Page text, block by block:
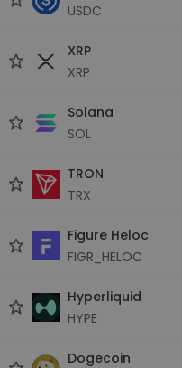
USDC
XRP
XRP
Solana
SOL
TRON
TRX
Figure Heloc
FIGR_HELOC
Hyperliquid
HYPE
Dogecoin